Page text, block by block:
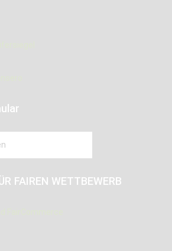
FAIREN WETTBEWERB